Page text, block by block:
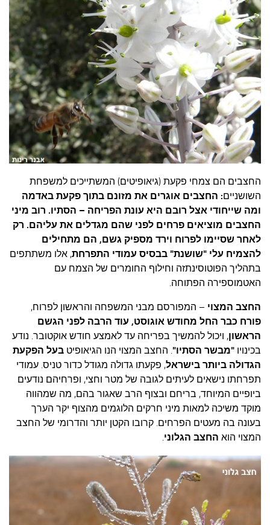
עצות סבתא
סבתא מספרת
נווה הבלוגים
קשר משפחתי
פינת הנכד
כתבו אלינו
החצבים הם צמחי פקעת (גיאופיטים) המשתייכים למשפחת
השושניים: החצבים אוגרים את מזונם בתוך פקעת באדמה
ומה שייחודי אצל רובם היא עונת הפריחה – הסתיו. רוב מיני
החצבים מוציאים פרחים לפני שהם מגדלים את עליהם. רק
לאחר שסיימו לפרוח וירד מספיק גשם, הם מתחילים
להצמיח עלי "שושנת" בבסיס עמודי התפרחת, אלו משתתפים
בתהליך הפוטוסינתזה וחילוף החומרים של הצמח עם
האטמוספירה הפתוחה.
החצב המצוי – המפורסם מבני המשפחה והראשון לפרוח,
פורח כבר החל מחודש אוגוסט, עוד הרבה לפני הגשם
הראשון, ויכול להמשיך בפריחה עד לאמצע חודש אוקטובר. נודע
בכינויו "מבשר הסתיו" החצב המצוי הנו הגיאופיט בעל הפקעת
הגדולה ביותר בישראל, פקעתו גדולה מגודל כדור טניס. עמודי
תפרחתו נישאים לעיתים לגובה של מטר וחצי, ופרחיהם נודעים
ביופיים המיוחד, בריחם ובצוף הרב שאגור בהם, מה שמהווה
מוקד משיכה למאות מיני חרקים הלוגמים מהצוף יקר הערך
בעונה בה מעטים הפרחים. קרובו הקטן יותר והדרומי של החצב
המצוי הוא החצב הגלוני